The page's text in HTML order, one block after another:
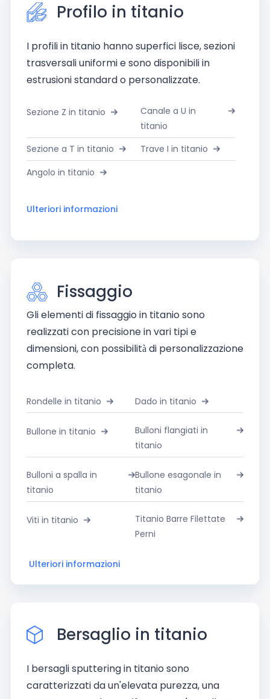
Profilo in titanio
I profili in titanio hanno superfici lisce, sezioni
trasversali uniformi e sono disponibili in
estrusioni standard o personalizzate.
Sezione Z in titanio
Canale a U in
titanio
Sezione a T in titanio
Trave I in titanio
Angolo in titanio
Ulteriori informazioni
Fissaggio
Ulteriori informazioni
Gli elementi di fissaggio in titanio sono
realizzati con precisione in vari tipi e
dimensioni, con possibilità di personalizzazione
completa.
Rondelle in titanio Dado in titanio
Bullone in titanio
Bulloni flangiati in
titanio
Bulloni a spalla in
titanio
Bullone esagonale in
titanio
Viti in titanio
Titanio Barre Filettate
Perni
Bersaglio in titanio
I bersagli sputtering in titanio sono
caratterizzati da un'elevata purezza, una